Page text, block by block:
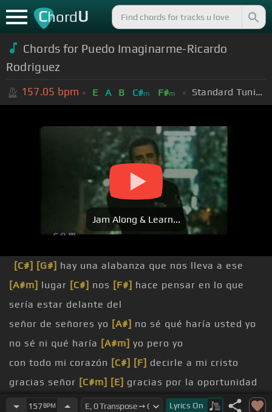
ChordU
Chords for Puedo Imaginarme-Ricardo
Rodriguez
157.05 bpm E A B C#m F#m Standard Tuning (EADGBE)
Jam Along & Learn...
[C#] [G#] hay una alabanza que nos lleva a ese
[A#m] lugar [C#] nos [F#] hace pensar en lo que
sería estar delante del
señor de señores yo [A#] no sé qué haría usted yo
no sé ni qué haría [A#m] yo pero yo
con todo mi corazón [C#] [F] decirle a mi cristo
gracias señor [C#m] [E] gracias por la oportunidad
que me
157BPM Lyrics On